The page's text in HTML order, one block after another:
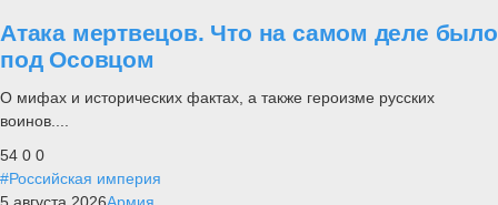
Атака мертвецов. Что на самом деле было
под Осовцом
О мифах и исторических фактах, а также героизме русских
воинов....
54 0 0
#Российская империя